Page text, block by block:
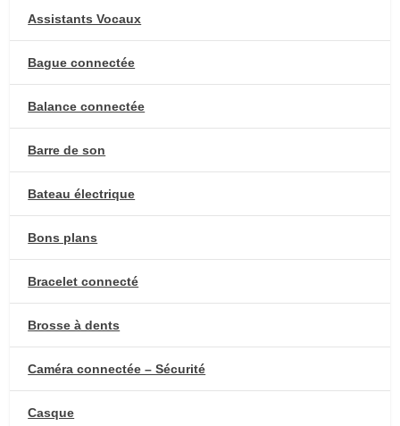
Assistants Vocaux
Bague connectée
Balance connectée
Barre de son
Bateau électrique
Bons plans
Bracelet connecté
Brosse à dents
Caméra connectée – Sécurité
Casque